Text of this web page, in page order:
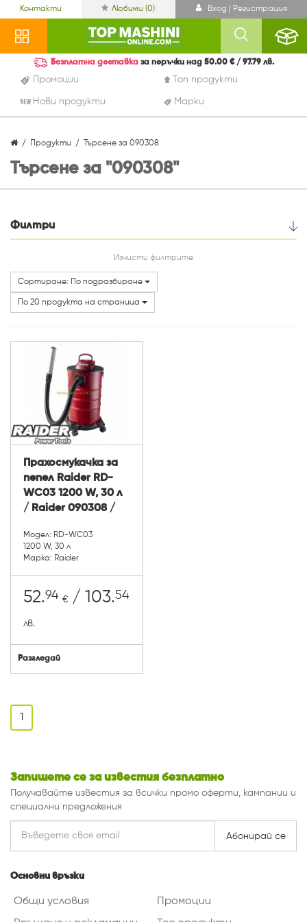
Контакти Любими (0) Вход | Регистрация
Промоции Топ продукти
Нови продукти Марки
Безплатна доставка за поръчки над 50.00 € / 97.79 лв.
Продукти Търсене за 090308
Търсене за "090308"
Филтри
Изчисти филтрите
Сортиране: По подразбиране
По 20 продукта на страница
Прахосмукачка за
пепел Raider RD-
WC03 1200 W, 30 л
/ Raider 090308 /
Модел: RD-WC03
1200 W, 30 л
Марка: Raider
52.94 € / 103.54
лв.
Разгледай
1
Запишете се за известия безплатно
Получавайте известия за всички промо оферти, кампании и
специални предложения
Абонирай се
Основни връзки
Общи условия
Промоции